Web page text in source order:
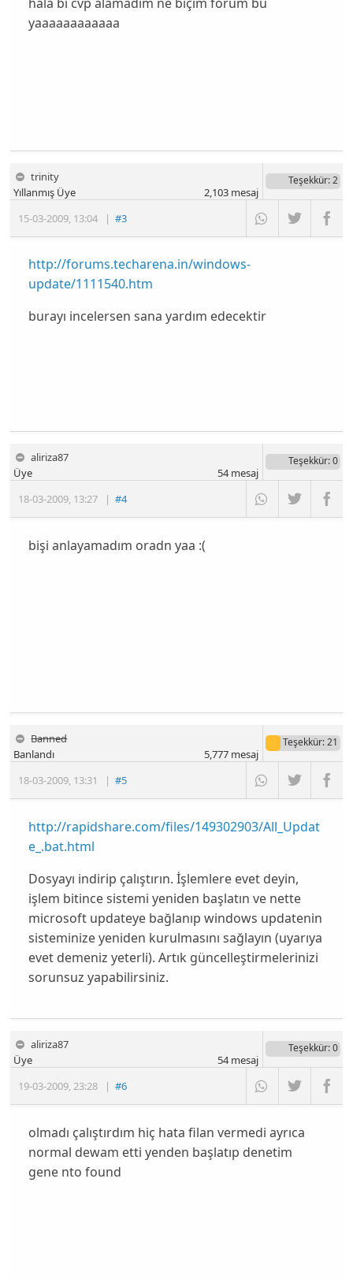
yaaaaaaaaaaaa
trinity
15-03-2009, 13:04 |#3
Yıllanmış Üye
Teşekkür: 2
2,103mesaj
http://forums.techarena.in/windows-
update/1111540.htm
burayı incelersen sana yardım edecektir
aliriza87
18-03-2009, 13:27 |#4
Üye
Teşekkür: 0
54mesaj
bişi anlayamadım oradn yaa :(
Banned
18-03-2009, 13:31 |#5
Banlandı
Teşekkür: 21
5,777mesaj
http://rapidshare.com/files/149302903/All_Updat
e_.bat.html
Dosyayı indirip çalıştırın. İşlemlere evet deyin,
işlem bitince sistemi yeniden başlatın ve nette
microsoft updateye bağlanıp windows updatenin
sisteminize yeniden kurulmasını sağlayın (uyarıya
evet demeniz yeterli). Artık güncelleştirmelerinizi
sorunsuz yapabilirsiniz.
aliriza87
19-03-2009,23:28 |#6
Üye
Teşekkür: 0
54mesaj
olmadı çalıştırdım hiç hata filan vermedi ayrıca
normal dewam etti yenden başlatıp denetim
gene nto found